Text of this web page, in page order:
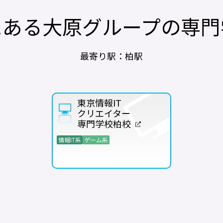
る大原グループの専
最寄り駅：柏駅
東京情報IT
クリエイター
専門学校柏校
情報IT系 ゲーム系